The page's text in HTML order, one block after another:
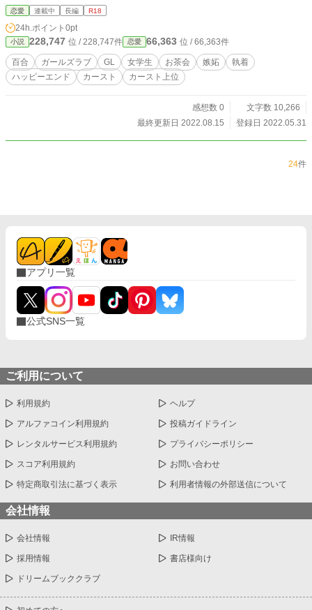
していたと知る。 嫉妬に狂った千は咲奈を真夜中のお茶会に招待し、咲奈を自
分の奴隷にしようとする。 偽りの優しい千に恋心を抱いていた咲奈は嘆きなが
らも、千を嫌いになりきれない。 今まで誰にも見てもらえなかった咲奈を唯一
見てくれたのは千だったから。 千にもっと見てもらいたい咲奈。 失脚して、み
んなから見てもらえなくなるのが怖い千。 交わることのないはずの歪んだ二人
の関係が変わるまで。 歪んだ二人のお茶会が何よりも大切な時間に変わるまで
のお話。
恋愛 連載中 長編 R18
24h.ポイント 0pt
小説 228,747 位 / 228,747件 恋愛 66,363 位 / 66,363件
百合 ガールズラブ GL 女学生 お茶会 嫉妬
執着
ハッピーエンド
カースト カースト上位
感想数 0
文字数 10,266
最終更新日 2022.08.15
登録日 2022.05.31
24件
アプリ一覧
公式SNS一覧
ご利用について
利用規約 ヘルプ
アルファコイン利用規約 投稿ガイドライン
レンタルサービス利用規約 プライバシーポリシー
スコア利用規約 お問い合わせ
特定商取引法に基づく表示 利用者情報の外部送信について
会社情報
会社情報 IR情報
採用情報 書店様向け
ドリームブッククラブ